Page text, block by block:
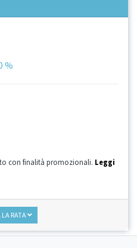
%
con finalità promozionali. Leggi
RATA